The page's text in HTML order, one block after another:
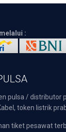
:
pulsa / distributor
Kabel, token listrik
tiket pesawat